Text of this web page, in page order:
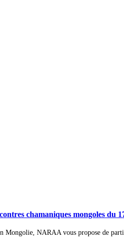
chamaniques mongoles du
Mongolie, NARAA vous propose de